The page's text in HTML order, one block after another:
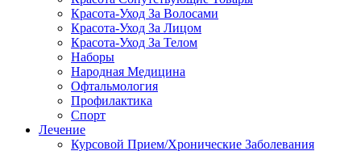
Красота-Уход За Волосами
Красота-Уход За Лицом
Красота-Уход За Телом
Наборы
Народная Медицина
Офтальмология
Профилактика
Спорт
Лечение
Курсовой Прием/Хронические Заболевания